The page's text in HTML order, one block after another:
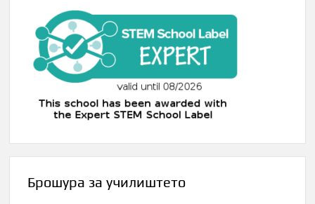
Брошура за училиштето